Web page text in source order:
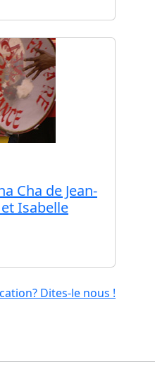
Cha de Jean-
Isabelle
Dites-le nous !